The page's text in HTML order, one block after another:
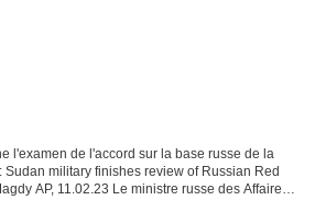
l'examen de l'accord sur la base russe de la
military finishes review of Russian Red
AP, 11.02.23 Le ministre russe des Affaires